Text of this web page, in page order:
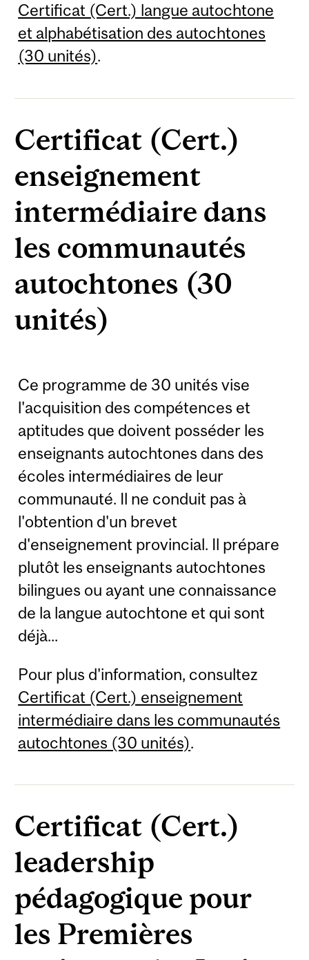
Certificat (Cert.) langue autochtone
et alphabétisation des autochtones
(30 unités).
Certificat (Cert.)
enseignement
intermédiaire dans
les communautés
autochtones (30
unités)
Ce programme de 30 unités vise
l'acquisition des compétences et
aptitudes que doivent posséder les
enseignants autochtones dans des
écoles intermédiaires de leur
communauté. Il ne conduit pas à
l'obtention d'un brevet
d'enseignement provincial. Il prépare
plutôt les enseignants autochtones
bilingues ou ayant une connaissance
de la langue autochtone et qui sont
déjà...
Pour plus d'information, consultez
Certificat (Cert.) enseignement
intermédiaire dans les communautés
autochtones (30 unités).
Certificat (Cert.)
leadership
pédagogique pour
les Premières